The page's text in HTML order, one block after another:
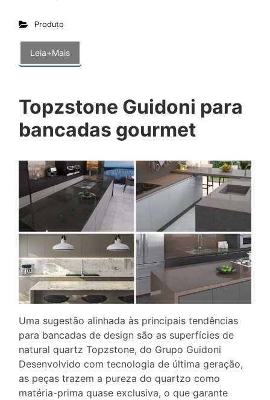
Produto
Leia+Mais
Topzstone Guidoni para
bancadas gourmet
Uma sugestão alinhada às principais tendências
para bancadas de design são as superfícies de
natural quartz Topzstone, do Grupo Guidoni
Desenvolvido com tecnologia de última geração,
as peças trazem a pureza do quartzo como
matéria-prima quase exclusiva, o que garante